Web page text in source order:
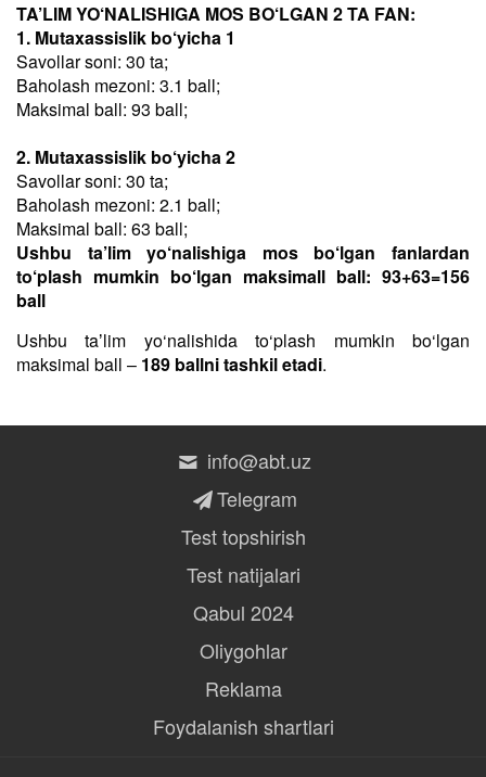
TA’LIM YO‘NALISHIGA MOS BO‘LGAN 2 TA FAN:
1. Mutaxassislik bo‘yicha 1
Savollar soni: 30 ta;
Baholash mezoni: 3.1 ball;
Maksimal ball: 93 ball;
2. Mutaxassislik bo‘yicha 2
Savollar soni: 30 ta;
Baholash mezoni: 2.1 ball;
Maksimal ball: 63 ball;
Ushbu ta’lim yo‘nalishiga mos bo‘lgan fanlardan
to‘plash mumkin bo‘lgan maksimall ball: 93+63=156
ball
Ushbu taʼlim yo‘nalishida to‘plash mumkin bo‘lgan
maksimal ball – 189 ballni tashkil etadi.
info@abt.uz
Telegram
Test topshirish
Test natijalari
Qabul 2024
Oliygohlar
Reklama
Foydalanish shartlari